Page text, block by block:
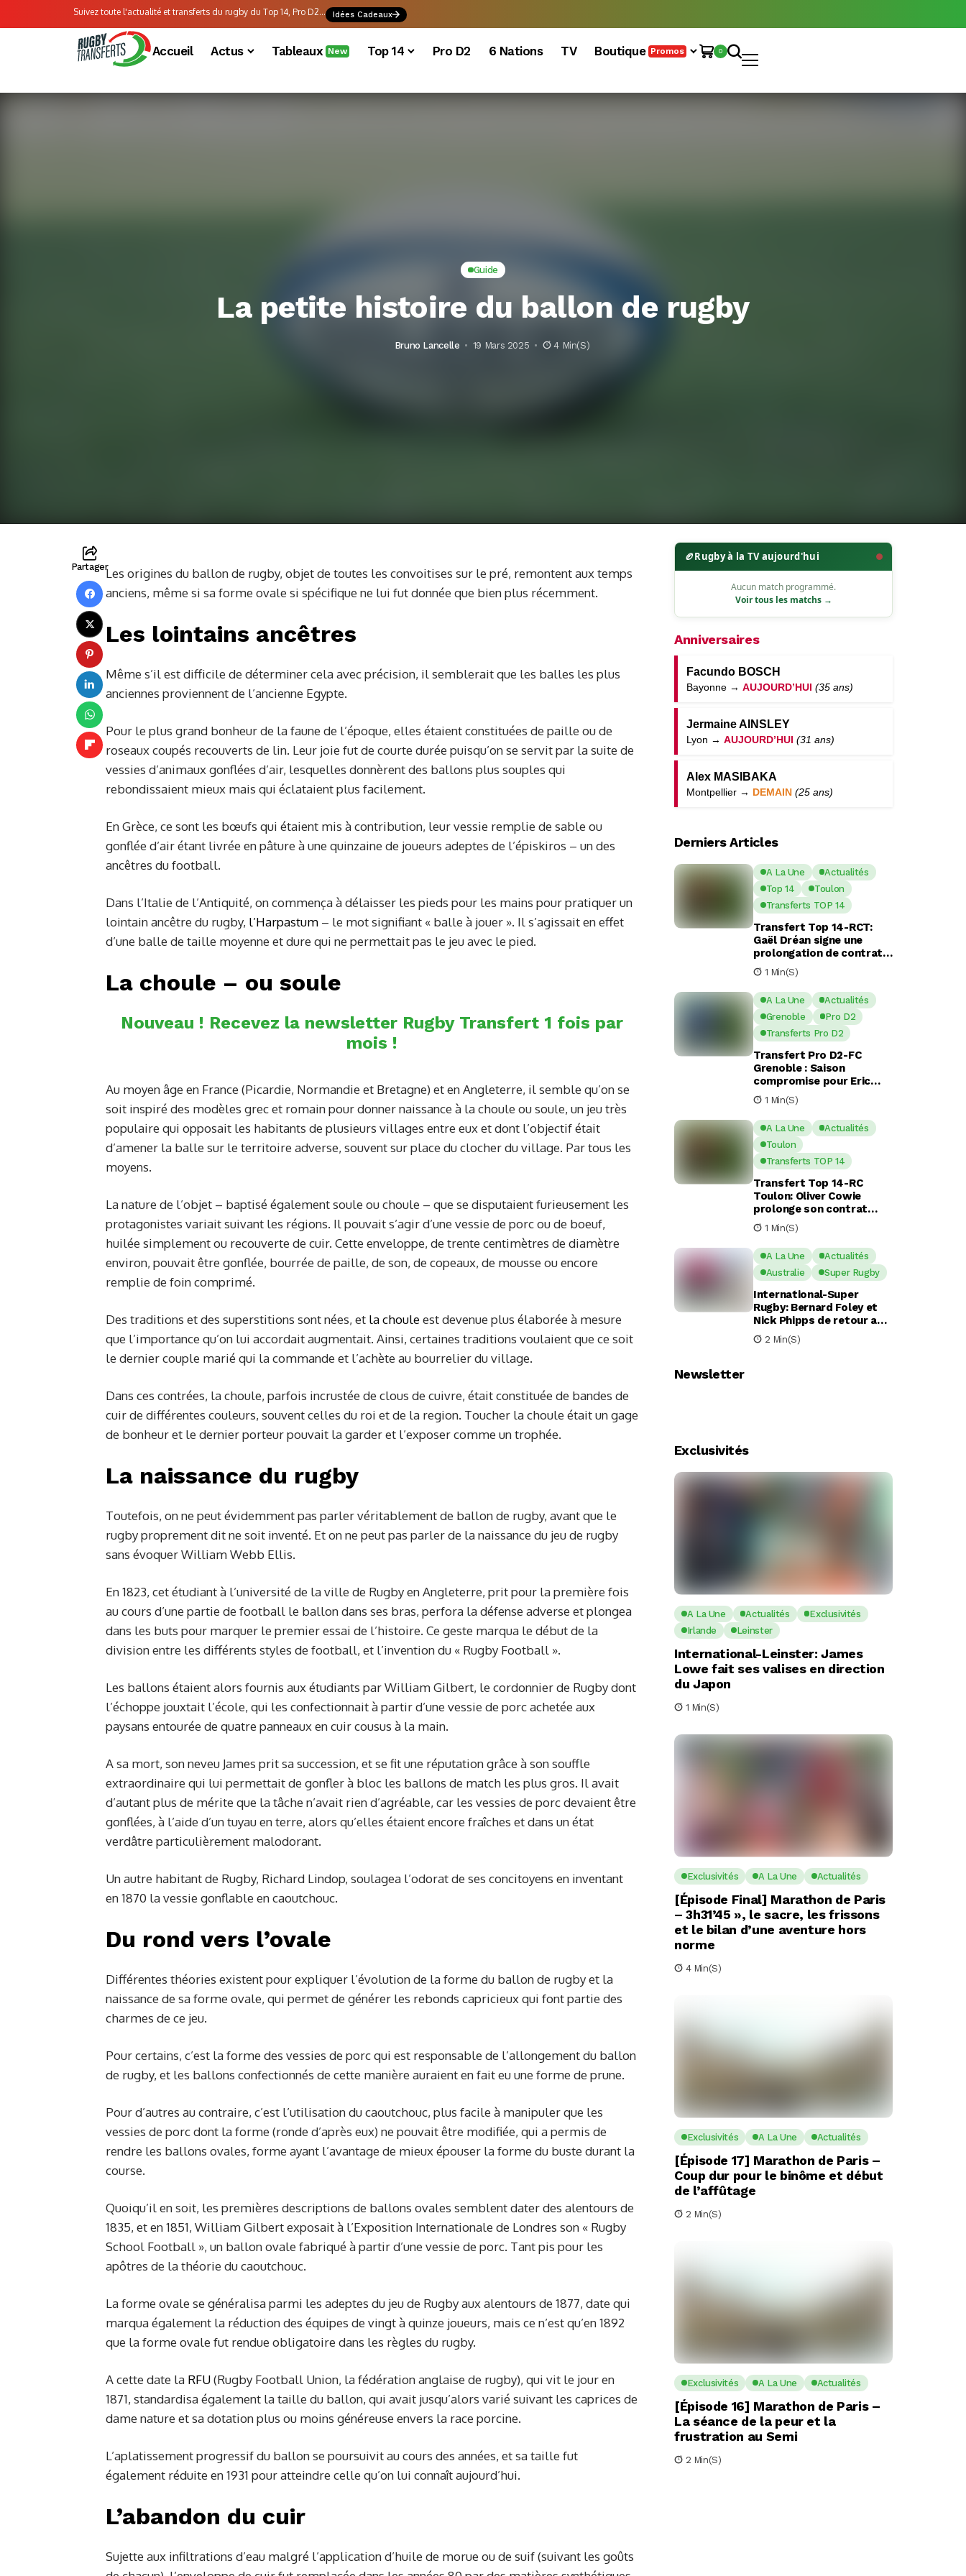
Suivez toute l'actualité et transferts du rugby du Top 14, Pro D2... Idées Cadeaux
Accueil Actus Tableaux New Top 14 Pro D2 6 Nations TV Boutique Promos 0
Guide
La petite histoire du ballon de rugby
Bruno Lancelle 19 Mars 2025 4 Min(s)
PartagerLes origines du ballon de rugby, objet de toutes les convoitises sur le pré, remontent aux temps
anciens, même si sa forme ovale si spécifique ne lui fut donnée que bien plus récemment.
Les lointains ancêtres
Même s’il est difficile de déterminer cela avec précision, il semblerait que les balles les plus
anciennes proviennent de l’ancienne Egypte.
Pour le plus grand bonheur de la faune de l’époque, elles étaient constituées de paille ou de
roseaux coupés recouverts de lin. Leur joie fut de courte durée puisqu’on se servit par la suite de
vessies d’animaux gonflées d’air, lesquelles donnèrent des ballons plus souples qui
rebondissaient mieux mais qui éclataient plus facilement.
En Grèce, ce sont les bœufs qui étaient mis à contribution, leur vessie remplie de sable ou
gonflée d’air étant livrée en pâture à une quinzaine de joueurs adeptes de l’épiskiros – un des
ancêtres du football.
Dans l’Italie de l’Antiquité, on commença à délaisser les pieds pour les mains pour pratiquer un
lointain ancêtre du rugby, l’Harpastum – le mot signifiant « balle à jouer ». Il s’agissait en effet
d’une balle de taille moyenne et dure qui ne permettait pas le jeu avec le pied.
La choule – ou soule
Nouveau ! Recevez la newsletter Rugby Transfert 1 fois par
mois !
Au moyen âge en France (Picardie, Normandie et Bretagne) et en Angleterre, il semble qu’on se
soit inspiré des modèles grec et romain pour donner naissance à la choule ou soule, un jeu très
populaire qui opposait les habitants de plusieurs villages entre eux et dont l’objectif était
d’amener la balle sur le territoire adverse, souvent sur place du clocher du village. Par tous les
moyens.
La nature de l’objet – baptisé également soule ou choule – que se disputaient furieusement les
protagonistes variait suivant les régions. Il pouvait s’agir d’une vessie de porc ou de boeuf,
huilée simplement ou recouverte de cuir. Cette enveloppe, de trente centimètres de diamètre
environ, pouvait être gonflée, bourrée de paille, de son, de copeaux, de mousse ou encore
remplie de foin comprimé.
Des traditions et des superstitions sont nées, et la chouleest devenue plus élaborée à mesure
que l’importance qu’on lui accordait augmentait. Ainsi, certaines traditions voulaient que ce soit
le dernier couple marié qui la commande et l’achète au bourrelier du village.
Dans ces contrées, la choule, parfois incrustée de clous de cuivre, était constituée de bandes de
cuir de différentes couleurs, souvent celles du roi et de la region. Toucher la choule était un gage
de bonheur et le dernier porteur pouvait la garder et l’exposer comme un trophée.
La naissance du rugby
Toutefois, on ne peut évidemment pas parler véritablement de ballon de rugby, avant que le
rugby proprement dit ne soit inventé. Et on ne peut pas parler de la naissance du jeu de rugby
sans évoquer William Webb Ellis.
En 1823, cet étudiant à l’université de la ville de Rugby en Angleterre, prit pour la première fois
au cours d’une partie de football le ballon dans ses bras, perfora la défense adverse et plongea
dans les buts pour marquer le premier essai de l’histoire. Ce geste marqua le début de la
division entre les différents styles de football, et l’invention du « Rugby Football ».
Les ballons étaient alors fournis aux étudiants par William Gilbert, le cordonnier de Rugby dont
l’échoppe jouxtait l’école, qui les confectionnait à partir d’une vessie de porc achetée aux
paysans entourée de quatre panneaux en cuir cousus à la main.
A sa mort, son neveu James prit sa succession, et se fit une réputation grâce à son souffle
extraordinaire qui lui permettait de gonfler à bloc les ballons de match les plus gros. Il avait
d’autant plus de mérite que la tâche n’avait rien d’agréable, car les vessies de porc devaient être
gonflées, à l’aide d’un tuyau en terre, alors qu’elles étaient encore fraîches et dans un état
verdâtre particulièrement malodorant.
Un autre habitant de Rugby, Richard Lindop, soulagea l’odorat de ses concitoyens en inventant
en 1870 la vessie gonflable en caoutchouc.
Du rond vers l’ovale
Différentes théories existent pour expliquer l’évolution de la forme du ballon de rugby et la
naissance de sa forme ovale, qui permet de générer les rebonds capricieux qui font partie des
charmes de ce jeu.
Pour certains, c’est la forme des vessies de porc qui est responsable de l’allongement du ballon
de rugby, et les ballons confectionnés de cette manière auraient en fait eu une forme de prune.
Pour d’autres au contraire, c’est l’utilisation du caoutchouc, plus facile à manipuler que les
vessies de porc dont la forme (ronde d’après eux) ne pouvait être modifiée, qui a permis de
rendre les ballons ovales, forme ayant l’avantage de mieux épouser la forme du buste durant la
course.
Quoiqu’il en soit, les premières descriptions de ballons ovales semblent dater des alentours de
1835, et en 1851, William Gilbert exposait à l’Exposition Internationale de Londres son « Rugby
School Football », un ballon ovale fabriqué à partir d’une vessie de porc. Tant pis pour les
apôtres de la théorie du caoutchouc.
La forme ovale se généralisa parmi les adeptes du jeu de Rugby aux alentours de 1877, date qui
marqua également la réduction des équipes de vingt à quinze joueurs, mais ce n’est qu’en 1892
que la forme ovale fut rendue obligatoire dans les règles du rugby.
A cette date la RFU(Rugby Football Union, la fédération anglaise de rugby), qui vit le jour en
1871, standardisa également la taille du ballon, qui avait jusqu’alors varié suivant les caprices de
dame nature et sa dotation plus ou moins généreuse envers la race porcine.
L’aplatissement progressif du ballon se poursuivit au cours des années, et sa taille fut
également réduite en 1931 pour atteindre celle qu’on lui connaît aujourd’hui.
L’abandon du cuir
Sujette aux infiltrations d’eau malgré l’application d’huile de morue ou de suif (suivant les goûts
🏉Rugby à la TV aujourd'hui
Aucun match programmé.
Voir tous les matchs →
Anniversaires
Facundo BOSCH
Bayonne → AUJOURD’HUI (35 ans)
Jermaine AINSLEY
Lyon → AUJOURD’HUI (31 ans)
Alex MASIBAKA
Montpellier → DEMAIN (25 ans)
Derniers Articles
A La Une
Actualités
Top 14
Toulon
Transferts TOP 14
Transfert Top 14-RCT:
Gaël Dréan signe une
prolongation de contrat
avec Toulon jusqu’en 2029
1 Min(s)
A La Une
Actualités
Grenoble
Pro D2
Transferts Pro D2
Transfert Pro D2-FC
Grenoble : Saison
compromise pour Eric
Escande apres une
commotion cérébrale
1 Min(s)
A La Une
Actualités
Toulon
Transferts TOP 14
Transfert Top 14-RC
Toulon: Oliver Cowie
prolonge son contrat
avec le RCT jusqu’en 2029
1 Min(s)
A La Une
Actualités
Australie
Super Rugby
International-Super
Rugby: Bernard Foley et
Nick Phipps de retour aux
Waratahs
2 Min(s)
Newsletter
Exclusivités
A La Une Actualités
Exclusivités
Irlande
Leinster
International-Leinster: James
Lowe fait ses valises en direction
du Japon
1 Min(s)
Exclusivités A La Une Actualités
[Épisode Final] Marathon de Paris
– 3h31’45 », le sacre, les frissons
et le bilan d’une aventure hors
norme
4 Min(s)
Exclusivités A La Une Actualités
[Épisode 17] Marathon de Paris –
Coup dur pour le binôme et début
de l’affûtage
2 Min(s)
Exclusivités A La Une Actualités
[Épisode 16] Marathon de Paris –
La séance de la peur et la
frustration au Semi
2 Min(s)